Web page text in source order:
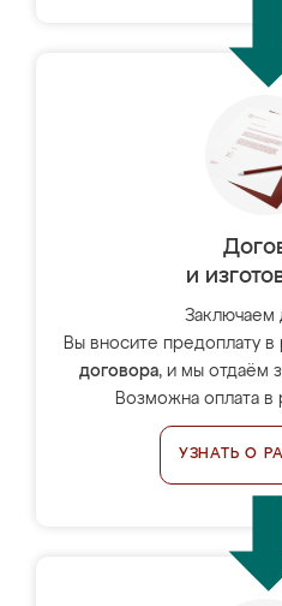
и
Заключаем
Вы вносите предоплату в
договора, и мы отдаём
Возможна оплата в
УЗНАТЬ О